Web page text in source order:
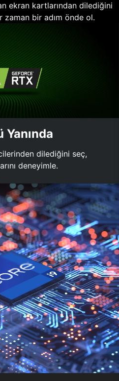
ekran kartlarından dilediğini
zaman bir adım önde ol.
Yanında
dilediğini seç,
deneyimle.